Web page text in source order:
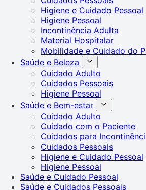
Higiene e Cuidado Pessoal
Higiene Pessoal
Incontinência Adulta
Material Hospitalar
Mobilidade e Cuidado do
Saúde e Beleza
Cuidado Adulto
Cuidados Pessoais
Higiene Pessoal
Saúde e Bem-estar
Cuidado Adulto
Cuidado com o Paciente
Cuidados para
Cuidados Pessoais
Higiene e Cuidado Pessoal
Higiene Pessoal
Saúde e Cuidado Pessoal
Saúde e Cuidados Pessoais